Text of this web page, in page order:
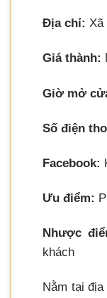
Địa chỉ: Xã
Giá thành:
Giờ mở
Số điện
Facebook:
Ưu điểm:
Nhược
khách
Nằm tại